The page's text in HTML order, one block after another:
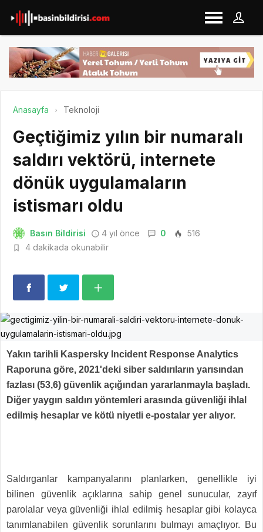
Anasayfa Teknoloji
Geçtiğimiz yılın bir numaralı
saldırı vektörü, internete
dönük uygulamaların
istismarı oldu
Basın Bildirisi 4 yıl önce 0
516
4 dakikada okunabilir
Yakın tarihli Kaspersky Incident Response Analytics
Raporuna göre, 2021'deki siber saldırıların yarısından
fazlası (53,6) güvenlik açığından yararlanmayla başladı.
Diğer yaygın saldırı yöntemleri arasında güvenliği ihlal
edilmiş hesaplar ve kötü niyetli e-postalar yer alıyor.
Saldırganlar kampanyalarını planlarken, genellikle iyi
bilinen güvenlik açıklarına sahip genel sunucular, zayıf
parolalar veya güvenliği ihlal edilmiş hesaplar gibi kolayca
tanımlanabilen güvenlik sorunlarını bulmayı amaçlıyor. Bu